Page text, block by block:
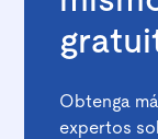
Obtenga
expertos